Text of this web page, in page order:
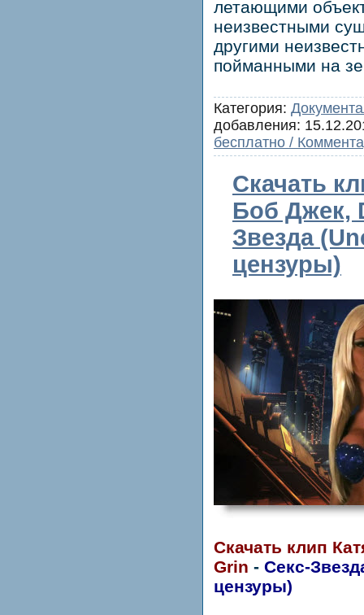
летающими
неизвестными
другими
пойманными на
Категория:
добавления:
бесплатно /
Скачать
Боб Джек,
Звезда
цензуры)
Скачать клип
Grin - Секс-
цензуры)